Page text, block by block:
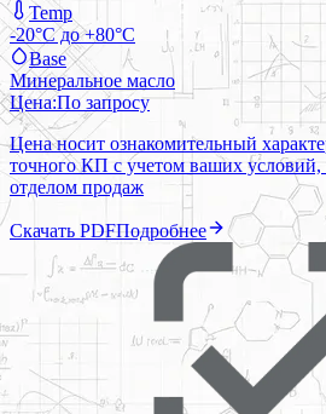
Temp
-20°C до +80°C
Base
Минеральное масло
Цена:По запросу
Цена носит ознакомительный
точного КП с учетом ваших условий,
отделом продаж
Скачать PDFПодробнее